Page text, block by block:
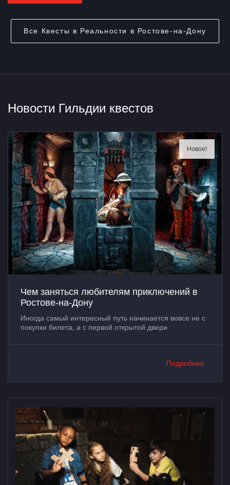
Все Квесты в Реальности в Ростове-на-Дону
Новости Гильдии квестов
Новое!
Чем заняться любителям приключений в
Ростове-на-Дону
Иногда самый интересный путь начинается вовсе не с
покупки билета, а с первой открытой двери
Подробнее